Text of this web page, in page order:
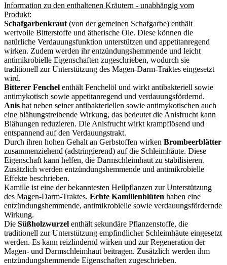
Information zu den enthaltenen Kräutern - unabhängig vom
Produkt:
Schafgarbenkraut (von der gemeinen Schafgarbe) enthält
wertvolle Bitterstoffe und ätherische Öle. Diese können die
natürliche Verdauungsfunktion unterstützen und appetitanregend
wirken. Zudem werden ihr entzündungshemmende und leicht
antimikrobielle Eigenschaften zugeschrieben, wodurch sie
traditionell zur Unterstützung des Magen-Darm-Traktes eingesetzt
wird.
Bitterer Fenchel enthält Fenchelöl und wirkt antibakteriell sowie
antimykotisch sowie appetitanregend und verdauungsfördernd.
Anis hat neben seiner antibakteriellen sowie antimykotischen auch
eine blähungstreibende Wirkung, das bedeutet die Anisfrucht kann
Blähungen reduzieren. Die Anisfrucht wirkt krampflösend und
entspannend auf den Verdauungstrakt.
Durch ihren hohen Gehalt an Gerbstoffen wirken Brombeerblätter
zusammenziehend (adstringierend) auf die Schleimhäute. Diese
Eigenschaft kann helfen, die Darmschleimhaut zu stabilisieren.
Zusätzlich werden entzündungshemmende und antimikrobielle
Effekte beschrieben.
Kamille ist eine der bekanntesten Heilpflanzen zur Unterstützung
des Magen-Darm-Traktes. Echte Kamillenblüten haben eine
entzündungshemmende, antimikrobielle sowie verdauungsfördernde
Wirkung.
Die Süßholzwurzel enthält sekundäre Pflanzenstoffe, die
traditionell zur Unterstützung empfindlicher Schleimhäute eingesetzt
werden. Es kann reizlindernd wirken und zur Regeneration der
Magen- und Darmschleimhaut beitragen. Zusätzlich werden ihm
entzündungshemmende Eigenschaften zugeschrieben.